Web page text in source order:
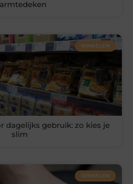
WINKELEN
dagelijks gebruik: zo kies je
slim
WINKELEN